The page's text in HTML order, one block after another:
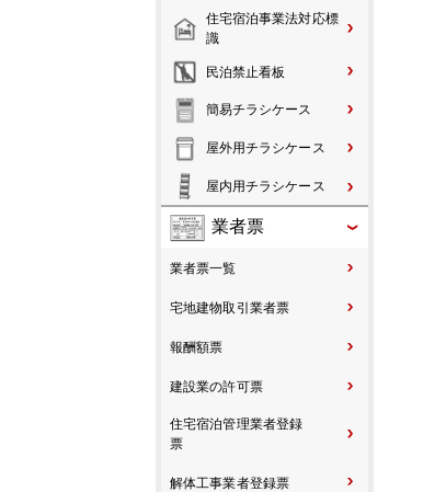
住宅宿泊事業法対応標
識
民泊禁止看板
簡易チラシケース
屋外用チラシケース
屋内用チラシケース
業者票
業者票一覧
宅地建物取引業者票
報酬額票
建設業の許可票
住宅宿泊管理業者登録
票
解体工事業者登録票